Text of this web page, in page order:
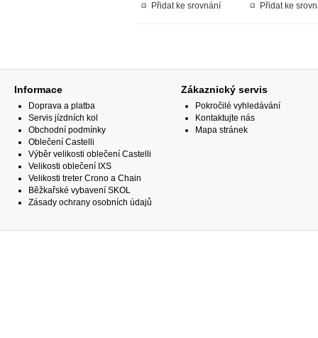
Přidat ke srovnání
Přidat ke
Informace
Doprava a platba
Servis jízdních kol
Obchodní podmínky
Oblečení Castelli
Výběr velikosti oblečení Castelli
Velikosti oblečení IXS
Velikosti treter Crono a Chain
Běžkařské vybavení SKOL
Zásady ochrany osobních údajů
Zákaznický servis
Pokročilé vyhledávání
Kontaktujte nás
Mapa stránek